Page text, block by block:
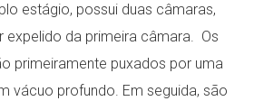
estágio, possui duas câmaras,
expelido da primeira câmara. Os
primeiramente puxados por uma
vácuo profundo. Em seguida, são